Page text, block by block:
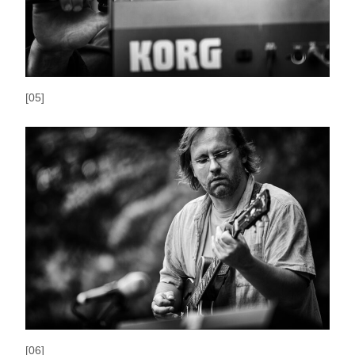
[05]
[06]